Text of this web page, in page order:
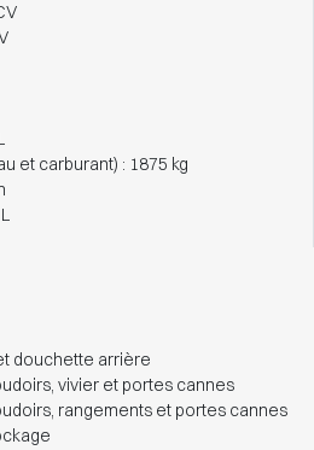
et carburant) : 1875 kg
douchette arrière
vivier et portes cannes
rangements et portes cannes